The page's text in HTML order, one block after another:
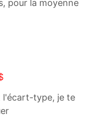
pour la moyenne
l'écart-type, je te